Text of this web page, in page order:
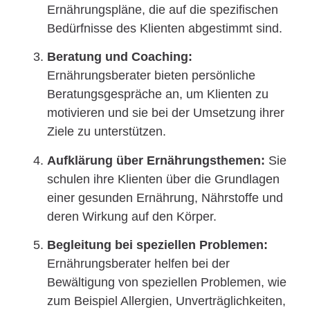
Ernährungspläne, die auf die spezifischen
Bedürfnisse des Klienten abgestimmt sind.
Beratung und Coaching:
Ernährungsberater bieten persönliche
Beratungsgespräche an, um Klienten zu
motivieren und sie bei der Umsetzung ihrer
Ziele zu unterstützen.
Aufklärung über Ernährungsthemen: Sie
schulen ihre Klienten über die Grundlagen
einer gesunden Ernährung, Nährstoffe und
deren Wirkung auf den Körper.
Begleitung bei speziellen Problemen:
Ernährungsberater helfen bei der
Bewältigung von speziellen Problemen, wie
zum Beispiel Allergien, Unverträglichkeiten,